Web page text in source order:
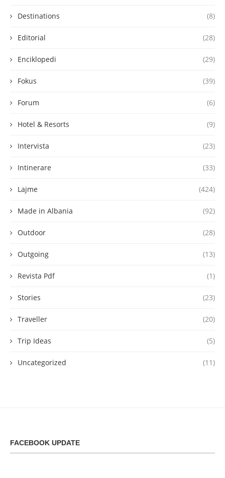
Destinations (8)
Editorial (28)
Enciklopedi (29)
Fokus (39)
Forum (6)
Hotel & Resorts (9)
Intervista (23)
Intinerare (33)
Lajme (424)
Made in Albania (92)
Outdoor (28)
Outgoing (13)
Revista Pdf (1)
Stories (23)
Traveller (20)
Trip Ideas (5)
Uncategorized (11)
FACEBOOK UPDATE